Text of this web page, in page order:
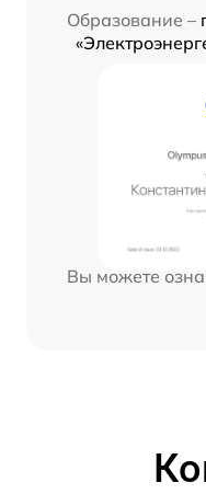
Образование –
Вы можете